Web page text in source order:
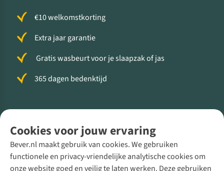
Cookies voor jouw ervaring
Bever.nl maakt gebruik van cookies. We gebruiken
functionele en privacy-vriendelijke analytische cookies om
onze website goed en veilig te laten werken. Deze gebruiken
€10 welkomstkorting
Extra jaar garantie
Gratis wasbeurt voor je slaapzak of jas
365 dagen bedenktijd